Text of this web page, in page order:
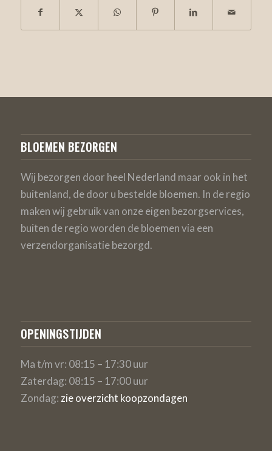
BLOEMEN BEZORGEN
Wij bezorgen door heel Nederland maar ook in het
buitenland, de door u bestelde bloemen. In de regio
maken wij gebruik van onze eigen bezorgservices,
buiten de regio worden de bloemen via een
verzendorganisatie bezorgd.
OPENINGSTIJDEN
Ma t/m vr: 08:15 – 17:30 uur
Zaterdag: 08:15 – 17:00 uur
Zondag: zie overzicht koopzondagen